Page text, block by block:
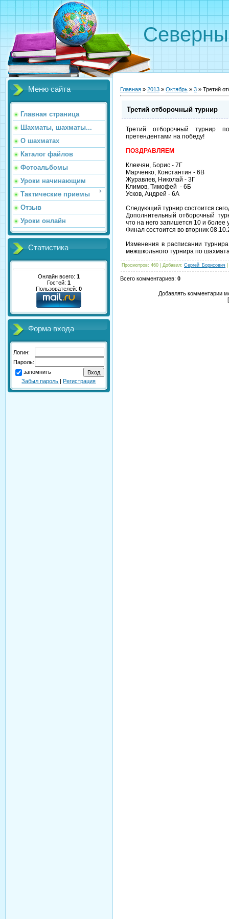
Меню сайта
Главная страница
Шахматы, шахматы...
О шахматах
Каталог файлов
Фотоальбомы
Уроки начинающим
Тактические приемы
Отзыв
Уроки онлайн
Статистика
Онлайн всего: 1
Гостей: 1
Пользователей: 0
Форма входа
Логин:
Пароль:
запомнить
Забыл пароль |Регистрация
Главная » 2013 » Октябрь » 3 » Третий
Третий отборочный турнир
Третий отборочный турнир
претендентами на победу!
ПОЗДРАВЛЯЕМ
Клекчян, Борис - 7Г
Марченко, Константин - 6В
Журавлев, Николай - 3Г
Климов, Тимофей - 6Б
Усков, Андрей - 6А
Следующий турнир состоится
Дополнительный отборочный
что на него запишется 10 и более
Финал состоится во вторник
Изменения в расписании
межшкольного турнира по
Просмотров: 460 | Добавил: Сергей_Борисович
Всего комментариев: 0
Добавлять комментарии